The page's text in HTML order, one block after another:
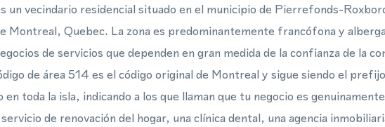
un vecindario residencial situado en el municipio de Pierrefonds-
Montreal, Quebec. La zona es predominantemente francófona y
de servicios que dependen en gran medida de la confianza de la
de área 514 es el código original de Montreal y sigue siendo el
en toda la isla, indicando a los que llaman que tu negocio es
de renovación del hogar, una clínica dental, una agencia